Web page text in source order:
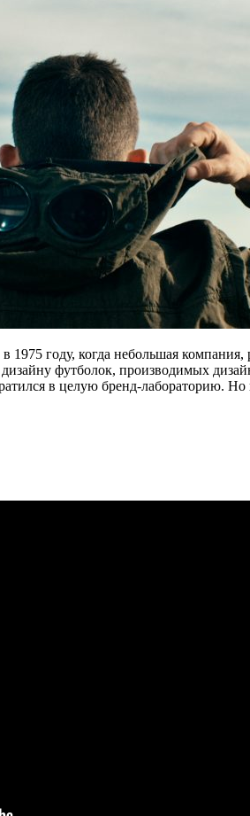
1975 году, когда небольшая
футболок, производимых
в целую бренд-лабораторию.